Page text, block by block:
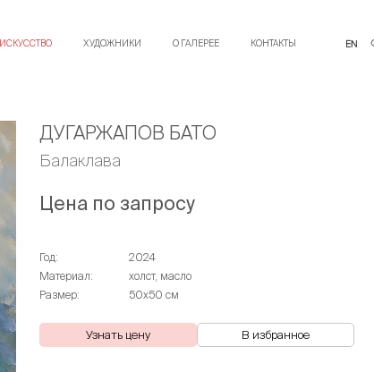
ИСКУССТВО ХУДОЖНИКИ О ГАЛЕРЕЕ КОНТАКТЫ
ДУГАРЖАПОВ БАТО
Балаклава
Цена по запросу
Год:
2024
Материал:
холст, масло
Размер:
50х50 см
Узнать цену В избранное